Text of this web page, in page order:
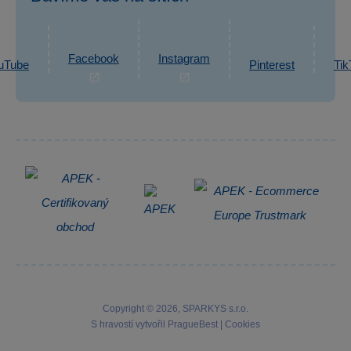
Reklamace
Informace o zpracování osobních údajů
eshop@sparkys.cz
Napsat zprávu
Facebook Instagram Pinterest
Copyright © 2026, SPARKYS s.r.o.
S hravostí vytvořil
PragueBest Cookies